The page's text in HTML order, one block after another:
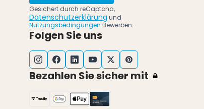
Gesichert durch reCaptcha,
Datenschutzerklärung und
Nutzungsbedingungen Bewerben.
Folgen Sie uns
Bezahlen Sie sicher mit